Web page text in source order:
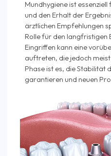
Mundhygiene ist
und den Erhalt der
ärztlichen Empfehlungen
Rolle für den langfristigen
Eingriffen kann eine
auftreten, die jedoch
Phase ist es, die Stabilität
garantieren und neuen